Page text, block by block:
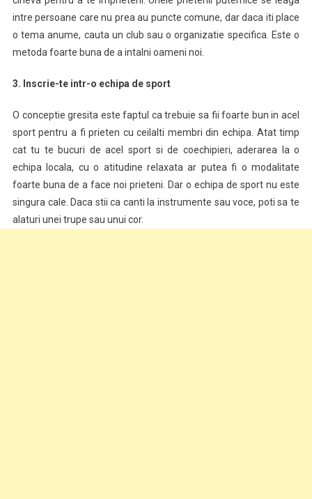
intre persoane care nu prea au puncte comune, dar daca iti place
o tema anume, cauta un club sau o organizatie specifica. Este o
metoda foarte buna de a intalni oameni noi.
3. Inscrie-te intr-o echipa de sport
O conceptie gresita este faptul ca trebuie sa fii foarte bun in acel
sport pentru a fi prieten cu ceilalti membri din echipa. Atat timp
cat tu te bucuri de acel sport si de coechipieri, aderarea la o
echipa locala, cu o atitudine relaxata ar putea fi o modalitate
foarte buna de a face noi prieteni. Dar o echipa de sport nu este
singura cale. Daca stii ca canti la instrumente sau voce, poti sa te
alaturi unei trupe sau unui cor.